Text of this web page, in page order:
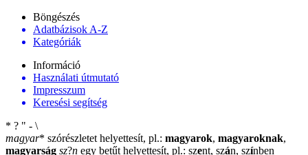
Böngészés
Adatbázisok A-Z
Kategóriák
Információ
Használati útmutató
Impresszum
Keresési segítség
* ? " - \
magyar* szórészletet helyettesít, pl.: magyarok, magyaroknak,
magyarság sz?n egy betűt helyettesít, pl.: szent, szán, színben